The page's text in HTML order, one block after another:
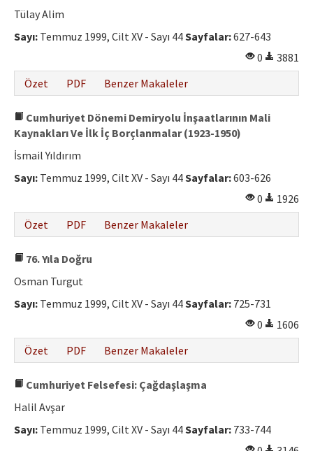
Tülay Alim
Sayı: Temmuz 1999, Cilt XV - Sayı 44Sayfalar:627-643
0
3881
Özet
PDF Benzer Makaleler
Cumhuriyet Dönemi Demiryolu İnşaatlarının Mali
Kaynakları Ve İlk İç Borçlanmalar (1923-1950)
İsmail Yıldırım
Sayı: Temmuz 1999, Cilt XV - Sayı 44Sayfalar:603-626
0
1926
Özet
PDF Benzer Makaleler
76. Yıla Doğru
Osman Turgut
Sayı: Temmuz 1999, Cilt XV - Sayı 44Sayfalar: 725-731
0
1606
Özet
PDF Benzer Makaleler
Cumhuriyet Felsefesi: Çağdaşlaşma
Halil Avşar
Sayı: Temmuz 1999, Cilt XV - Sayı 44Sayfalar: 733-744